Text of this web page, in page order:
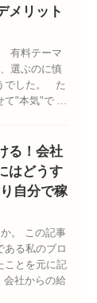
メリット
有料テーマ
選ぶのに慎
でした。 た
て"本気"で ...
る！会社
はどうす
自分で稼
。 この記事
ある私のブロ
ことを元に記
社からの給